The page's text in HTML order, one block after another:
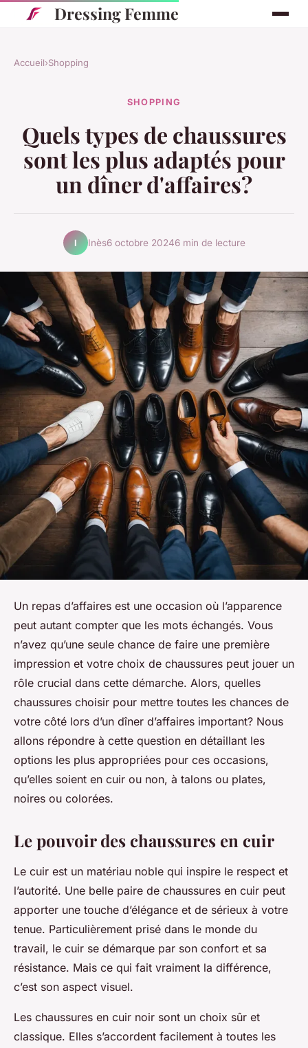
Dressing Femme
Accueil›Shopping
SHOPPING
Quels types de chaussures
sont les plus adaptés pour
un dîner d'affaires?
I Inès6 octobre 20246 min de lecture
Un repas d’affaires est une occasion où l’apparence
peut autant compter que les mots échangés. Vous
n’avez qu’une seule chance de faire une première
impression et votre choix de chaussures peut jouer un
rôle crucial dans cette démarche. Alors, quelles
chaussures choisir pour mettre toutes les chances de
votre côté lors d’un dîner d’affaires important? Nous
allons répondre à cette question en détaillant les
options les plus appropriées pour ces occasions,
qu’elles soient en cuir ou non, à talons ou plates,
noires ou colorées.
Le pouvoir des chaussures en cuir
Le cuir est un matériau noble qui inspire le respect et
l’autorité. Une belle paire de chaussures en cuir peut
apporter une touche d’élégance et de sérieux à votre
tenue. Particulièrement prisé dans le monde du
travail, le cuir se démarque par son confort et sa
résistance. Mais ce qui fait vraiment la différence,
c’est son aspect visuel.
Les chaussures en cuir noir sont un choix sûr et
classique. Elles s’accordent facilement à toutes les